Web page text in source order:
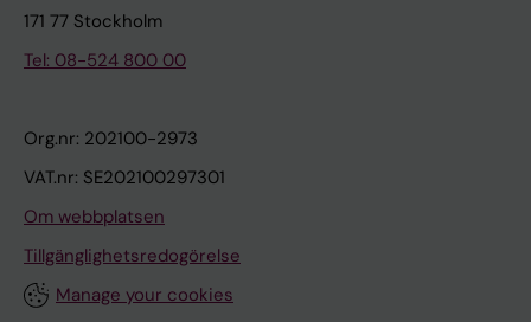
171 77 Stockholm
Tel: 08-524 800 00
Org.nr: 202100-2973
VAT.nr: SE202100297301
Om webbplatsen
Tillgänglighetsredogörelse
Manage your cookies